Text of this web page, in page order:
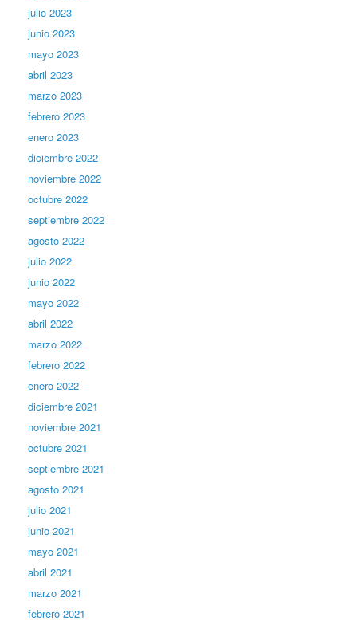
julio 2023
junio 2023
mayo 2023
abril 2023
marzo 2023
febrero 2023
enero 2023
diciembre 2022
noviembre 2022
octubre 2022
septiembre 2022
agosto 2022
julio 2022
junio 2022
mayo 2022
abril 2022
marzo 2022
febrero 2022
enero 2022
diciembre 2021
noviembre 2021
octubre 2021
septiembre 2021
agosto 2021
julio 2021
junio 2021
mayo 2021
abril 2021
marzo 2021
febrero 2021